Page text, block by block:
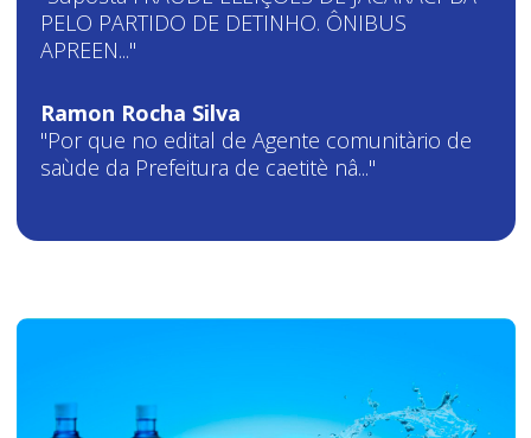
PELO PARTIDO DE DETINHO. ÔNIBUS
APREEN..."
Ramon Rocha Silva
"Por que no edital de Agente comunitàrio de
saùde da Prefeitura de caetitè nâ..."